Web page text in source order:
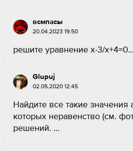
всмпасы
20.04.2023 19:50
решите уравнение х-3/х+4=0...
Glupuj
02.05.2020 12:45
Найдите все такие
которых неравенство (см.
решений. ​...